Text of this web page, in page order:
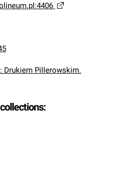
Drukiem Pillerowskim.